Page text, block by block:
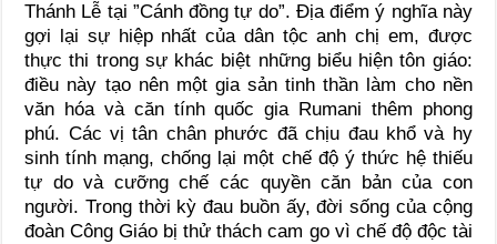
Thánh Lễ tại ”Cánh đồng tự do”. Địa điểm ý nghĩa này
gợi lại sự hiệp nhất của dân tộc anh chị em, được
thực thi trong sự khác biệt những biểu hiện tôn giáo:
điều này tạo nên một gia sản tinh thần làm cho nền
văn hóa và căn tính quốc gia Rumani thêm phong
phú. Các vị tân chân phước đã chịu đau khổ và hy
sinh tính mạng, chống lại một chế độ ý thức hệ thiếu
tự do và cưỡng chế các quyền căn bản của con
người. Trong thời kỳ đau buồn ấy, đời sống của cộng
đoàn Công Giáo bị thử thách cam go vì chế độ độc tài